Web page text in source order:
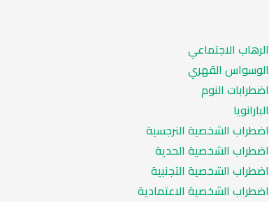
الرهاب الاجتماعي
الوسواس القهري
اضطرابات النوم
البارانويا
اضطراب الشخصية النرجسية
اضطراب الشخصية الحدية
اضطراب الشخصية التجنبية
اضطراب الشخصية الاعتمادية